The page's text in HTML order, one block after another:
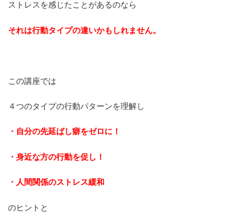
ストレスを感じたことがあるのなら
それは行動タイプの違いかもしれません。
この講座では
４つのタイプの行動パターンを理解し
・自分の先延ばし癖をゼロに！
・身近な方の行動を促し！
・人間関係のストレス緩和
のヒントと